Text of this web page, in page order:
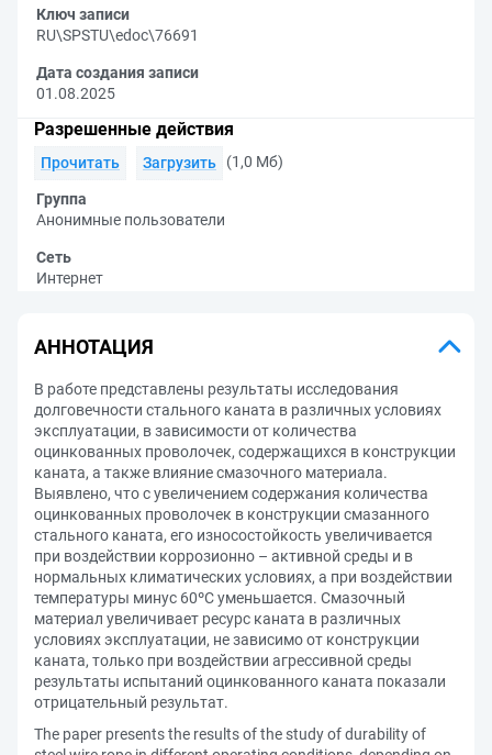
Ключ записи
RU\SPSTU\edoc\76691
Дата создания записи
01.08.2025
Разрешенные действия
Прочитать Загрузить (1,0 Мб)
Группа
Анонимные пользователи
Сеть
Интернет
АННОТАЦИЯ
В работе представлены результаты исследования
долговечности стального каната в различных условиях
эксплуатации, в зависимости от количества
оцинкованных проволочек, содержащихся в конструкции
каната, а также влияние смазочного материала.
Выявлено, что с увеличением содержания количества
оцинкованных проволочек в конструкции смазанного
стального каната, его износостойкость увеличивается
при воздействии коррозионно – активной среды и в
нормальных климатических условиях, а при воздействии
температуры минус 60ºС уменьшается. Смазочный
материал увеличивает ресурс каната в различных
условиях эксплуатации, не зависимо от конструкции
каната, только при воздействии агрессивной среды
результаты испытаний оцинкованного каната показали
отрицательный результат.
The paper presents the results of the study of durability of